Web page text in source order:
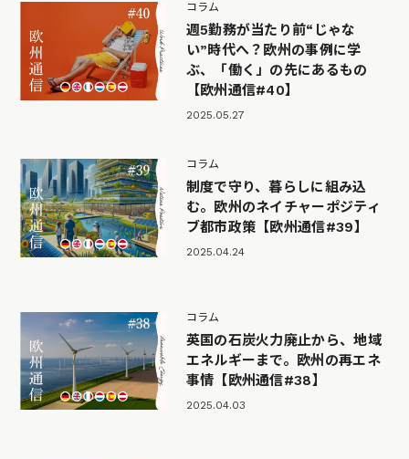
コラム
週5勤務が当たり前“じゃな
い”時代へ？欧州の事例に学
ぶ、「働く」の先にあるもの
【欧州通信#40】
2025.05.27
コラム
制度で守り、暮らしに組み込
む。欧州のネイチャーポジティ
ブ都市政策【欧州通信#39】
2025.04.24
コラム
英国の石炭火力廃止から、地域
エネルギーまで。欧州の再エネ
事情【欧州通信#38】
2025.04.03